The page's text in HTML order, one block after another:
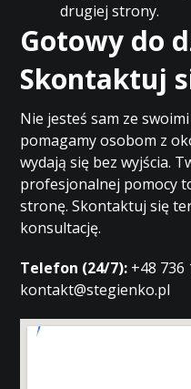
drugiej strony.
Gotowy do
Skontaktuj
Nie jesteś sam ze
pomagamy osobom z
wydają się bez wyjścia.
profesjonalnej pomocy
stronę. Skontaktuj się
konsultację.
Telefon (24/7): +48 736
kontakt@stegienko.pl